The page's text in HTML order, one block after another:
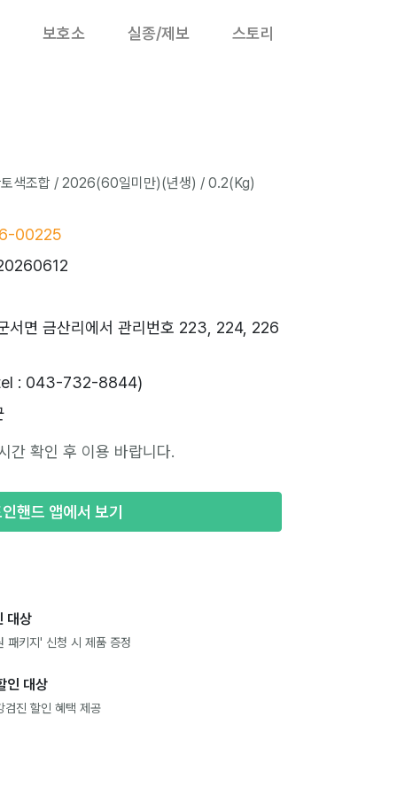
보호소 실종/제보 스토리
토색조합 / 2026(60일미만)(년생) / 0.2(Kg)
00225
서면 금산리에서 관리번호 223, 224, 226
: 043-732-8844)
간 확인 후 이용 바랍니다.
핸드 앱에서 보기
대상
패키지' 신청 시 제품 증정
인 대상
검진 할인 혜택 제공